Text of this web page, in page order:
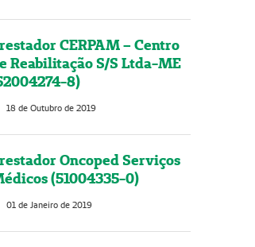
CERPAM – Centro
Reabilitação S/S Ltda-ME
8)
18 de Outubro de 2019
Oncoped Serviços
(51004335-0)
01 de Janeiro de 2019